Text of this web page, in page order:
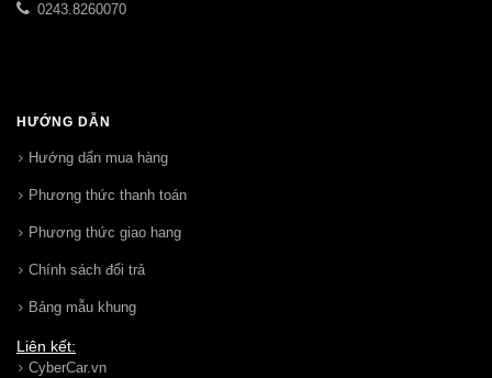
0243.8260070
HƯỚNG DẪN
Hướng dẩn mua hàng
Phương thức thanh toán
Phương thức giao hang
Chính sách đổi trả
Bảng mẫu khung
Liên kết:
CyberCar.vn